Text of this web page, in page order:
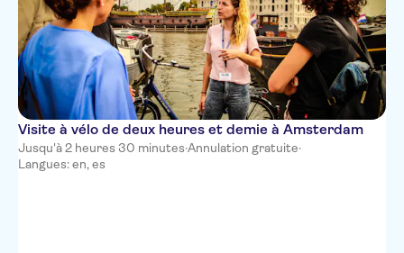
Visite à vélo de deux heures et demie à Amsterdam
Jusqu'à 2 heures 30 minutes·Annulation gratuite·
Langues: en, es